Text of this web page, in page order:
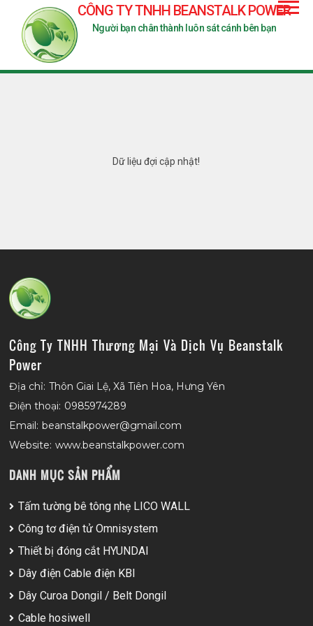
CÔNG TY TNHH BEANSTALK POWER
Người bạn chân thành luôn sát cánh bên bạn
Dữ liệu đợi cập nhật!
Công Ty TNHH Thương Mại Và Dịch Vụ Beanstalk
Power
Địa chỉ: Thôn Giai Lệ, Xã Tiên Hoa, Hưng Yên
Điện thoại: 0985974289
Email: beanstalkpower@gmail.com
Website: www.beanstalkpower.com
DANH MỤC SẢN PHẨM
Tấm tường bê tông nhẹ LICO WALL
Công tơ điện tử Omnisystem
Thiết bị đóng cắt HYUNDAI
Dây điện Cable điện KBI
Dây Curoa Dongil / Belt Dongil
Cable hosiwell